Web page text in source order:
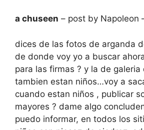
a chuseen – post by Napoleon
dices de las fotos de arganda
de donde voy yo a buscar
para las firmas ? y la de galeria
tambien estan niños…voy a
cuando estan niños , publicar
mayores ? dame algo
puedo informar, en todos los